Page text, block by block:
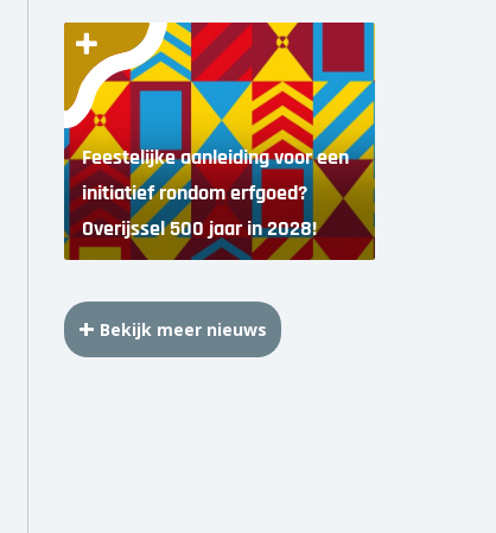
Feestelijke aanleiding voor een
initiatief rondom erfgoed?
Overijssel 500 jaar in 2028!
Bekijk meer nieuws